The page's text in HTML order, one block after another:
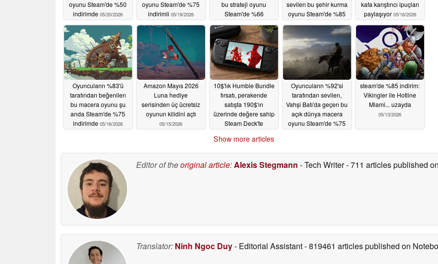
oyunu Steam'de %50
indirimde 05/20/2026
oyunu Steam'de %75
indirimli 05/19/2026
bu strateji oyunu
Steam'de %66
05/18/2026
sevilen bu şehir kurma
oyunu Steam'de %85
05/17/2026
kafa karıştırıcı ipuçları
paylaşıyor 05/16/2026
Oyuncuların %83'ü
tarafından beğenilen
bu macera oyunu şu
anda Steam'de %75
indirimde 05/16/2026
Amazon Mayıs 2026
Luna hediye
serisinden üç ücretsiz
oyunun kilidini açtı
05/15/2026
10$'lık Humble Bundle
fırsatı, perakende
satışta 190$'ın
üzerinde değere sahip
Steam Deck'te
hitler sunuyor 05/14/2026
Oyuncuların %92'si
tarafından sevilen,
Vahşi Batı'da geçen bu
açık dünya macera
oyunu Steam'de %75
steam'de %85 indirim:
Vikingler ile Hotline
Miami... uzayda
05/13/2026
Show more articles
Editor of theoriginal article:Alexis Stegmann - Tech Writer- 711 articles published
Translator: Ninh Ngoc Duy- Editorial Assistant- 819461 articles published on